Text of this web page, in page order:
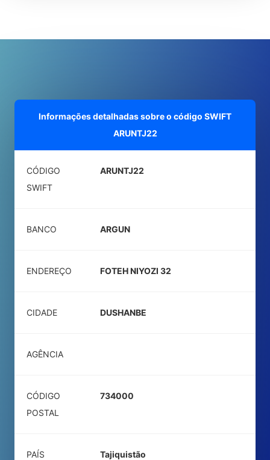
Informações detalhadas sobre o código SWIFT
ARUNTJ22
CÓDIGO
SWIFT
ARUNTJ22
BANCO ARGUN
ENDEREÇO FOTEH NIYOZI 32
CIDADE DUSHANBE
AGÊNCIA
CÓDIGO
POSTAL
734000
PAÍS Tajiquistão